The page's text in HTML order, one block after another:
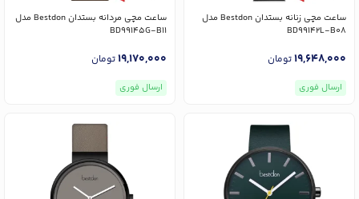
ساعت مچی زنانه بستدان Bestdon مدل
BD99142L-B08
19,648,000تومان
ارسال فوری
ساعت مچی مردانه بستدان Bestdon مدل
BD99145G-B11
19,170,000تومان
ارسال فوری